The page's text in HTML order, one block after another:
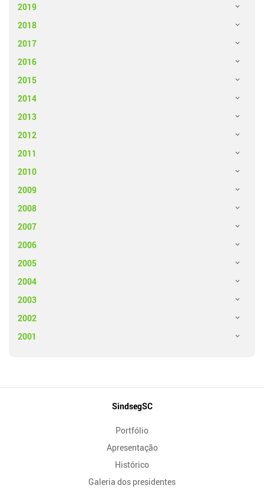
2019
2018
2017
2016
2015
2014
2013
2012
2011
2010
2009
2008
2007
2006
2005
2004
2003
2002
2001
SindsegSC
Portfólio
Apresentação
Histórico
Galeria dos presidentes